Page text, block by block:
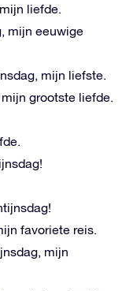
liefde.
mijn eeuwige
mijn liefste.
grootste liefde.
favoriete reis.
mijn